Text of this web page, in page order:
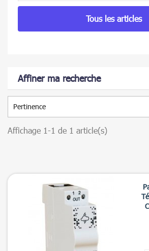
Tous les articles
Affiner ma recherche
Pertinence
Affichage 1-1 de 1 article(s)